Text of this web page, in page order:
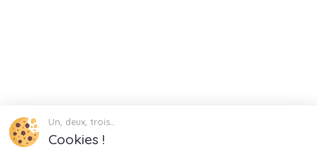
Un, deux, trois…
Cookies !